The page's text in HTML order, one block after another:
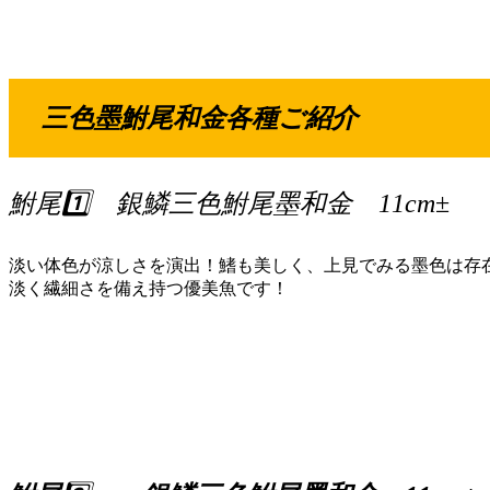
三色墨鮒尾和金各種ご紹介
鮒尾1️⃣ 銀鱗三色鮒尾墨和金 11cm±
淡い体色が涼しさを演出！鰭も美しく、上見でみる墨色は存
淡く繊細さを備え持つ優美魚です！